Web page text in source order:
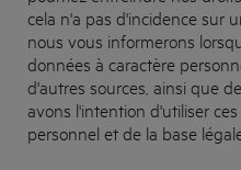
cela n'a pas d'incidence sur
nous vous informerons
données à caractère
d'autres sources, ainsi que
avons l'intention d'utiliser
personnel et de la base